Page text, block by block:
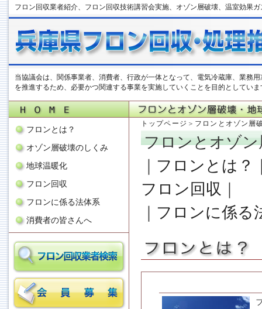
フロン回収業者紹介、フロン回収技術講習会実施、オゾン層破壊、温室効果ガ
当協議会は、関係事業者、消費者、行政が一体となって、電気冷蔵庫、業務
を推進するため、必要かつ関連する事業を実施していくことを目的としていま
フロンとは？
オゾン層破壊のしくみ
地球温暖化
フロン回収
フロンに係る法体系
消費者の皆さんへ
トップページ ＞ フロンとオゾン層
フロンとオゾン
フロンとは？
フロン回収
フロンに係る